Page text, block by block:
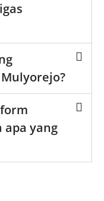
apa yang